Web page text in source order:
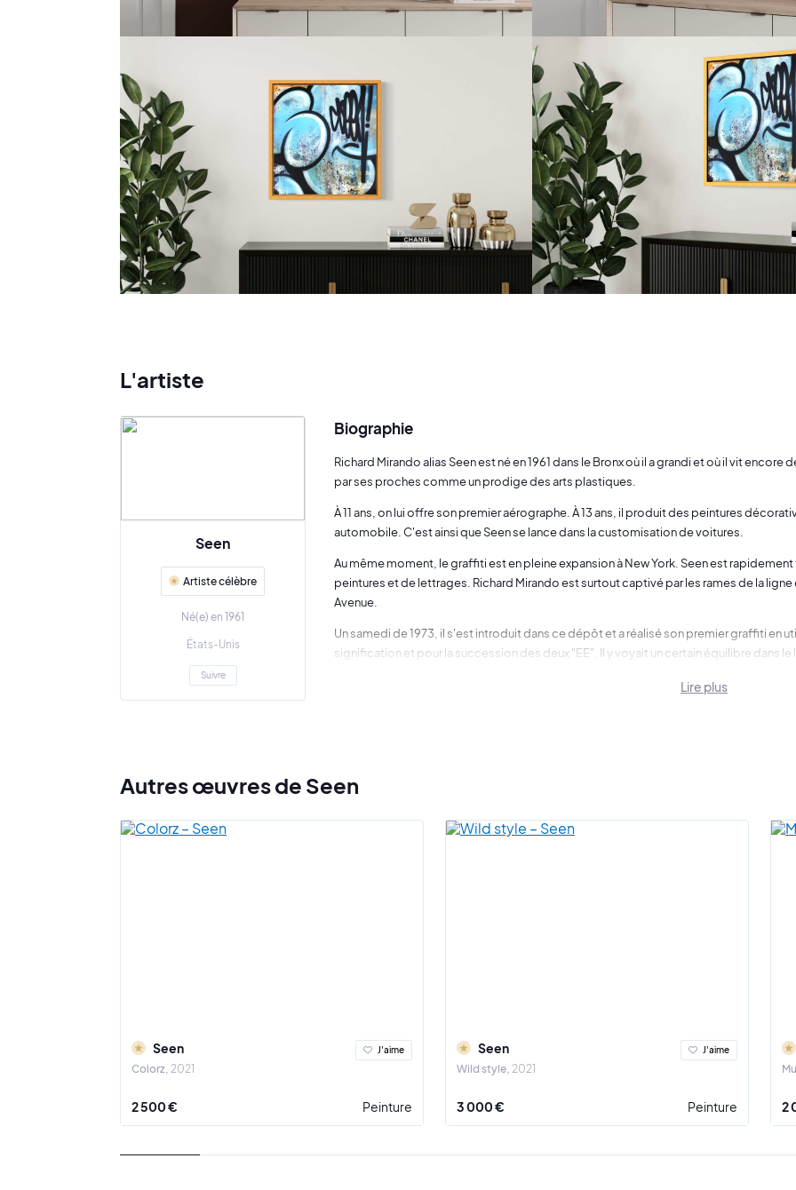
L'artiste
Seen
Artiste célèbre
Né(e) en 1961
États-Unis
Suivre
Biographie
Richard Mirando alias Seen est né en 1961 dans le Bronx où il a grandi et où il vit
par ses proches comme un prodige des arts plastiques.
À 11 ans, on lui offre son premier aérographe. À 13 ans, il produit des peintures
automobile. C'est ainsi que Seen se lance dans la customisation de voitures.
Au même moment, le graffiti est en pleine expansion à New York. Seen est
peintures et de lettrages. Richard Mirando est surtout captivé par les rames de la
Avenue.
Un samedi de 1973, il s'est introduit dans ce dépôt et a réalisé son premier graffiti en
signification et pour la succession des deux "EE". Il y voyait un certain équilibre dans le
Assez rapidement, Seen souhaite être vu par de nombreux usagers, alors quoi de
bien reconnaissable le hisse au rang de leader du mouvement graffiti new-yorkais dans
Kong, Stockholm, Vancouver, Lyon ou San Francisco.
Nous avons le privilège de vous proposer des œuvres de cet artiste. Seen est à
Lire plus
Autres œuvres de Seen
Seen
Colorz 2021
J'aime
2 500 € Peinture
Seen
Wild style 2021
J'aime
3 000 € Peinture 2